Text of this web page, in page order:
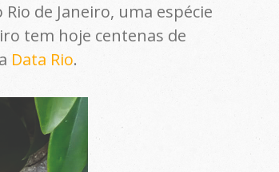
de Janeiro, uma espécie
tem hoje centenas de
Data Rio.